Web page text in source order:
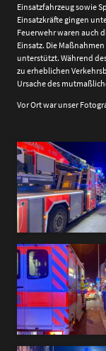
Einsatzfahrzeug sowie
Einsatzkräfte gingen
Feuerwehr waren auch
Einsatz. Die
unterstützt. Während
zu erheblichen
Ursache des
Vor Ort war unser